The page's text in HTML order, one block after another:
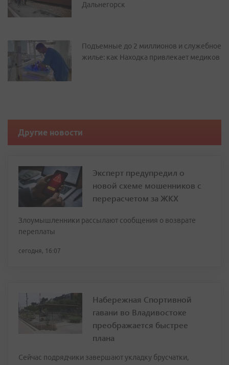
Дальнегорск
Подъемные до 2 миллионов и служебное
жилье: как Находка привлекает медиков
Другие новости
Эксперт предупредил о
новой схеме мошенников с
перерасчетом за ЖКХ
Злоумышленники рассылают сообщения о возврате
переплаты
сегодня, 16:07
Набережная Спортивной
гавани во Владивостоке
преображается быстрее
плана
Сейчас подрядчики завершают укладку брусчатки,